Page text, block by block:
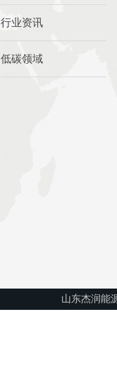
行业资讯
低碳领域
山东杰润能